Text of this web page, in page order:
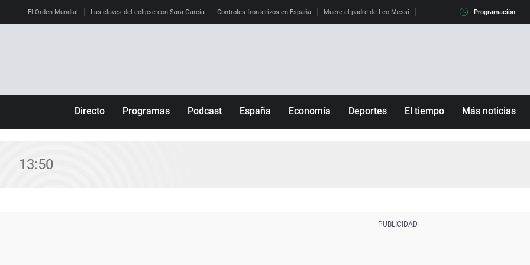
El Orden Mundial Las claves del eclipse con Sara García Controles fronterizos en España Muere el padre de Leo Messi La diferencia entre observar el
Programación
Directo Programas Podcast España Economía Deportes El tiempo Más noticias
13:50